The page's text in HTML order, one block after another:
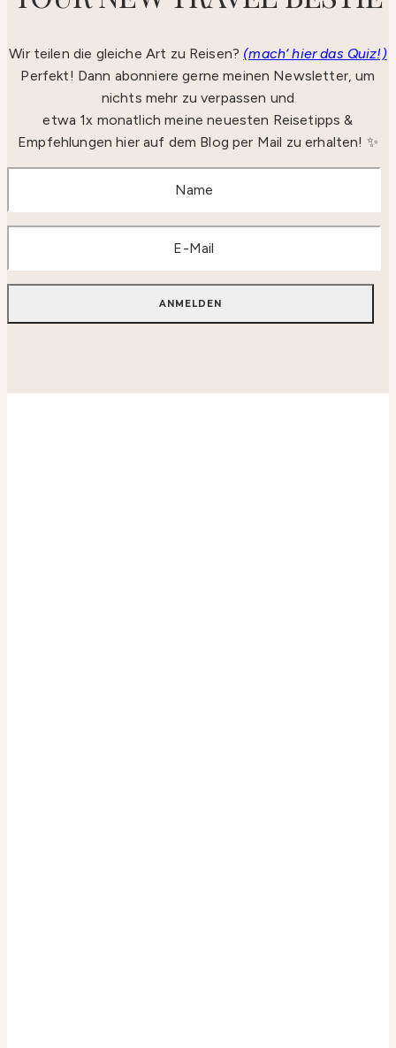
Wir teilen die gleiche Art zu Reisen? (mach‘ hier das Quiz!)
Perfekt! Dann abonniere gerne meinen Newsletter, um
nichts mehr zu verpassen und
etwa 1x monatlich meine neuesten Reisetipps &
Empfehlungen hier auf dem Blog per Mail zu erhalten! ✨